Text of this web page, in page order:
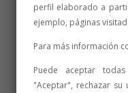
perfil elaborado a
ejemplo, páginas
Para más información
Puede aceptar
"Aceptar", rechazar